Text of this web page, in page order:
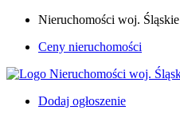
Nieruchomości woj. Śląskie
Ceny nieruchomości
Dodaj ogłoszenie